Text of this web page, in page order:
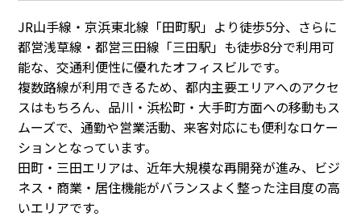
JR山手線・京浜東北線「田町駅」より徒歩5分、さらに
都営浅草線・都営三田線「三田駅」も徒歩8分で利用可
能な、交通利便性に優れたオフィスビルです。
複数路線が利用できるため、都内主要エリアへのアクセ
スはもちろん、品川・浜松町・大手町方面への移動もス
ムーズで、通勤や営業活動、来客対応にも便利なロケー
ションとなっています。
田町・三田エリアは、近年大規模な再開発が進み、ビジ
ネス・商業・居住機能がバランスよく整った注目度の高
いエリアです。